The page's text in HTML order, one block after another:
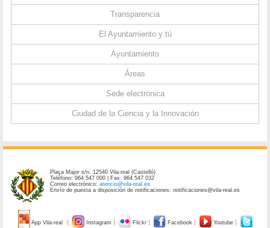
Transparencia
El Ayuntamiento y tú
Ayuntamiento
Áreas
Sede electrónica
Ciudad de la Ciencia y la Innovación
Plaça Major s/n. 12540 Vila-real (Castelló)
Teléfono: 964 547 000 | Fax: 964 547 032
Correo electrónico:atencio@vila-real.es
Envío de puesta a disposición de notificaciones: notificaciones@vila-real.es
App Vila-real Instagram Flickr Facebook Youtube